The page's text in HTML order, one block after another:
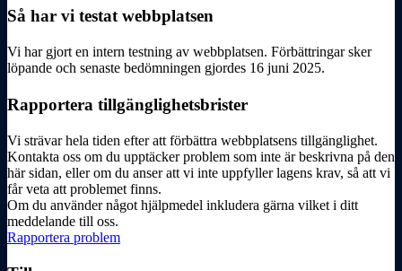
Så har vi testat webbplatsen
Vi har gjort en intern testning av webbplatsen. Förbättringar sker
löpande och senaste bedömningen gjordes 16 juni 2025.
Rapportera tillgänglighetsbrister
Vi strävar hela tiden efter att förbättra webbplatsens tillgänglighet.
Kontakta oss om du upptäcker problem som inte är beskrivna på den
här sidan, eller om du anser att vi inte uppfyller lagens krav, så att vi
får veta att problemet finns.
Om du använder något hjälpmedel inkludera gärna vilket i ditt
meddelande till oss.
Rapportera problem